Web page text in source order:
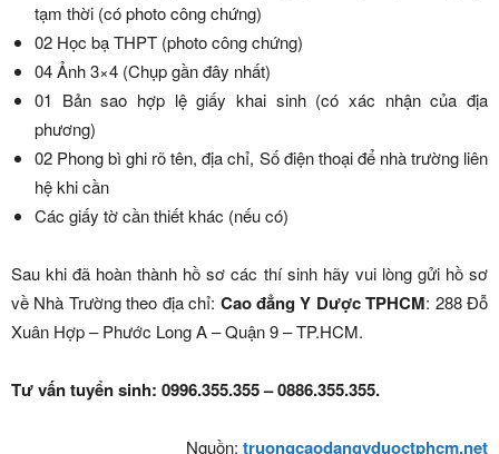
tạm thời (có photo công chứng)
02 Học bạ THPT (photo công chứng)
04 Ảnh 3×4 (Chụp gần đây nhất)
01 Bản sao hợp lệ giấy khai sinh (có xác nhận của địa
phương)
02 Phong bì ghi rõ tên, địa chỉ, Số điện thoại để nhà trường liên
hệ khi cần
Các giấy tờ cần thiết khác (nếu có)
Sau khi đã hoàn thành hồ sơ các thí sinh hãy vui lòng gửi hồ sơ
về Nhà Trường theo địa chỉ: Cao đẳng Y Dược TPHCM: 288 Đỗ
Xuân Hợp – Phước Long A – Quận 9 – TP.HCM.
Tư vấn tuyển sinh: 0996.355.355 – 0886.355.355.
Nguồn: truongcaodangyduoctphcm.net